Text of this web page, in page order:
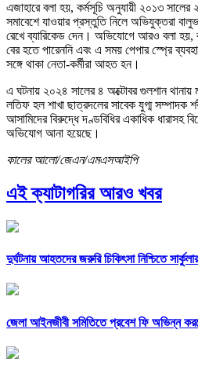
এজাহারে বলা হয়, কর্মসূচি অনুযায়ী ২০১৩ সালের
সমাবেশে যাওয়ার প্রস্তুতি নিলে অভিযুক্তরা
রেখে ব্যারিকেড দেন। অভিযোগে আরও বলা হয়,
বের হতে পারেননি এবং এ সময় পেপার স্প্রে
সঙ্গে থাকা নেতা-কর্মীরা আহত হন।
এ ঘটনায় ২০২৪ সালের ৪ অক্টোবর গুলশান থানায়
লতিফ হল শাখা ছাত্রদলের সাবেক যুগ্ম সম্পাদক
আসামিদের বিরুদ্ধে দণ্ডবিধির একাধিক ধারাসহ
অভিযোগ আনা হয়েছে।
কালের আলো/জেএন/এমএসআইপি
এই ক্যাটাগরির আরও খবর
দুর্ঘটনায় আহতদের জরুরি চিকিৎসা নিশ্চিতে সার্কুলার
জেলা আইনজীবী সমিতিতে প্রবেশ ফি অভিন্ন